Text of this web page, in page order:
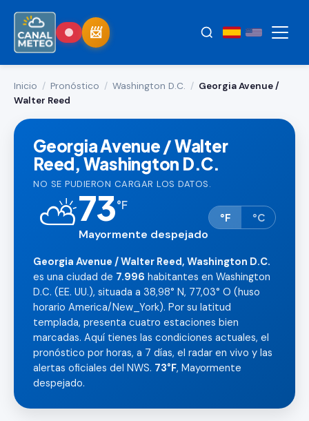
Inicio / Pronóstico / Washington D.C. / Georgia Avenue /
Walter Reed
Georgia Avenue / Walter
Reed, Washington D.C.
NO SE PUDIERON CARGAR LOS DATOS.
⛅73°F
Mayormente despejado
°F °C
Georgia Avenue / Walter Reed, Washington D.C.
es una ciudad de 7.996 habitantes en Washington
D.C. (EE. UU.), situada a 38,98° N, 77,03° O (huso
horario America/New_York). Por su latitud
templada, presenta cuatro estaciones bien
marcadas. Aquí tienes las condiciones actuales, el
pronóstico por horas, a 7 días, el radar en vivo y las
alertas oficiales del NWS. 73°F, Mayormente
despejado.